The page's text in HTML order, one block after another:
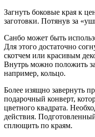
Загнуть боковые края к
заготовки. Потянув за
Санбо может быть
Для этого достаточно
скотчем или красивым
Внутрь можно положить
например, кольцо.
Более изящно завернуть
подарочный конверт,
цветного квадрата.
действия.
сплющить по краям.